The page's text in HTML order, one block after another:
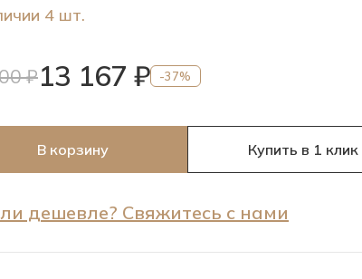
4 шт.
₽13 167 ₽ -37%
В корзину Купить в 1 клик
дешевле? Свяжитесь с нами